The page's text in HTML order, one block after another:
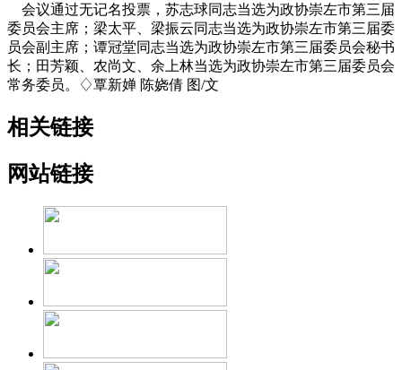
会议通过无记名投票，苏志球同志当选为政协崇左市第三届
委员会主席；梁太平、梁振云同志当选为政协崇左市第三届委
员会副主席；谭冠堂同志当选为政协崇左市第三届委员会秘书
长；田芳颖、农尚文、余上林当选为政协崇左市第三届委员会
常务委员。♢覃新婵 陈娆倩 图/文
相关链接
网站链接